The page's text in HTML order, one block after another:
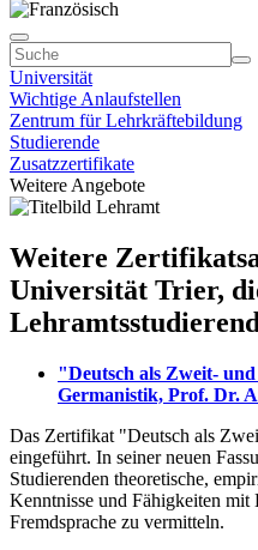
Universität
Wichtige Anlaufstellen
Zentrum für Lehrkräftebildung
Studierende
Zusatzzertifikate
Weitere Angebote
Weitere
Universität Trier,
"Deutsch als Zweit-
Germanistik, Prof. Dr.
Das Zertifikat "Deutsch als
eingeführt. In seiner neuen
Studierenden theoretische,
Kenntnisse und Fähigkeiten
Fremdsprache zu vermitteln.